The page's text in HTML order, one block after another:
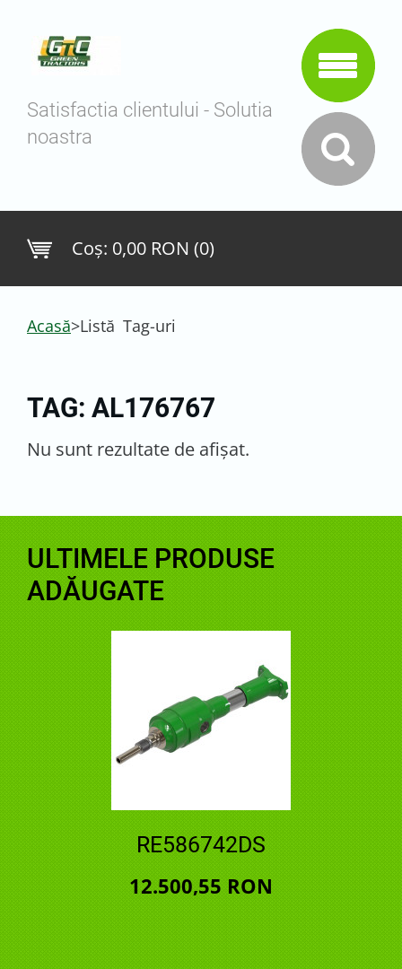
Satisfactia clientului - Solutia
noastra
Coş: 0,00 RON (0)
Acasă>Listă Tag-uri
TAG: AL176767
Nu sunt rezultate de afişat.
ULTIMELE PRODUSE
ADĂUGATE
RE586742DS
12.500,55 RON